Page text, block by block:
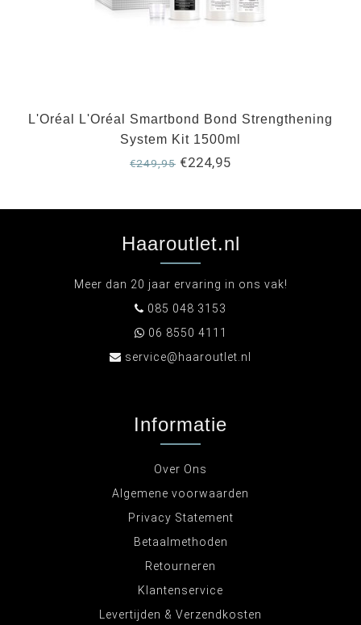
L'Oréal L'Oréal Smartbond Bond Strengthening
System Kit 1500ml
€249,95 €224,95
Haaroutlet.nl
Meer dan 20 jaar ervaring in ons vak!
085 048 3153
06 8550 4111
service@haaroutlet.nl
Informatie
Over Ons
Algemene voorwaarden
Privacy Statement
Betaalmethoden
Retourneren
Klantenservice
Levertijden & Verzendkosten